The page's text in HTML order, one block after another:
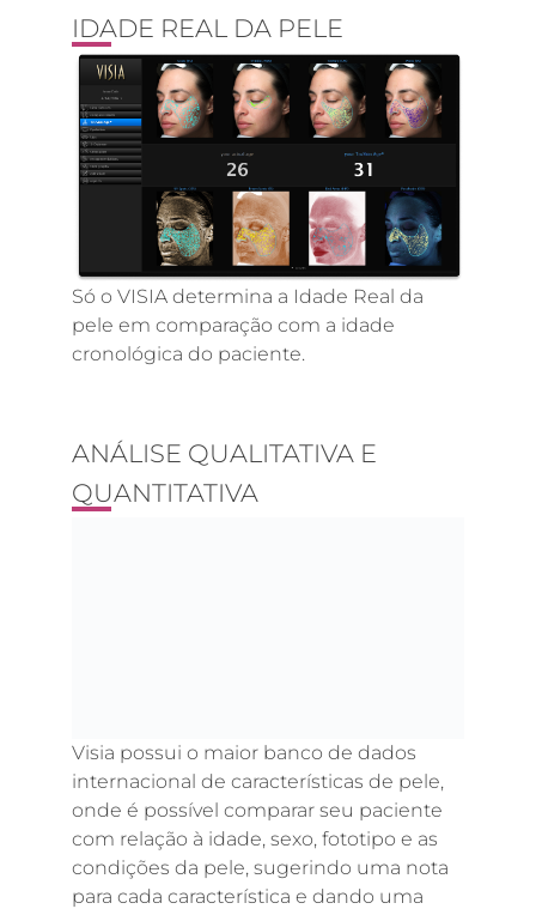
IDADE REAL DA PELE
Só o VISIA determina a Idade Real da
pele em comparação com a idade
cronológica do paciente.
ANÁLISE QUALITATIVA E
QUANTITATIVA
Visia possui o maior banco de dados
internacional de características de pele,
onde é possível comparar seu paciente
com relação à idade, sexo, fototipo e as
condições da pele, sugerindo uma nota
para cada característica e dando uma